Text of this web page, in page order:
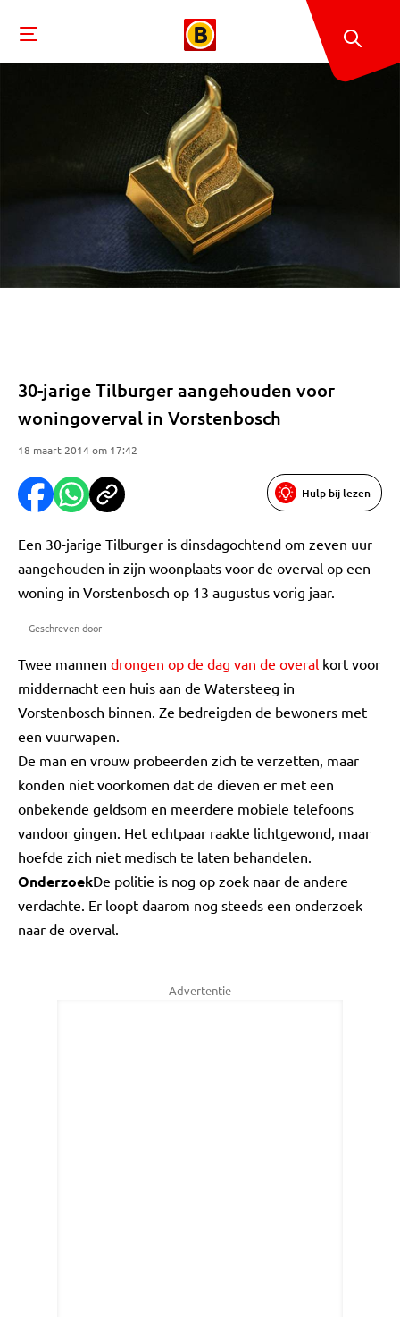
30-jarige Tilburger aangehouden voor
woningoverval in Vorstenbosch
18 maart 2014 om 17:42
Hulp bij lezen
Een 30-jarige Tilburger is dinsdagochtend om zeven uur
aangehouden in zijn woonplaats voor de overval op een
woning in Vorstenbosch op 13 augustus vorig jaar.
Geschreven door
Twee mannen drongen op de dag van de overal kort voor
middernacht een huis aan de Watersteeg in
Vorstenbosch binnen. Ze bedreigden de bewoners met
een vuurwapen.
De man en vrouw probeerden zich te verzetten, maar
konden niet voorkomen dat de dieven er met een
onbekende geldsom en meerdere mobiele telefoons
vandoor gingen. Het echtpaar raakte lichtgewond, maar
hoefde zich niet medisch te laten behandelen.
OnderzoekDe politie is nog op zoek naar de andere
verdachte. Er loopt daarom nog steeds een onderzoek
naar de overval.
Advertentie